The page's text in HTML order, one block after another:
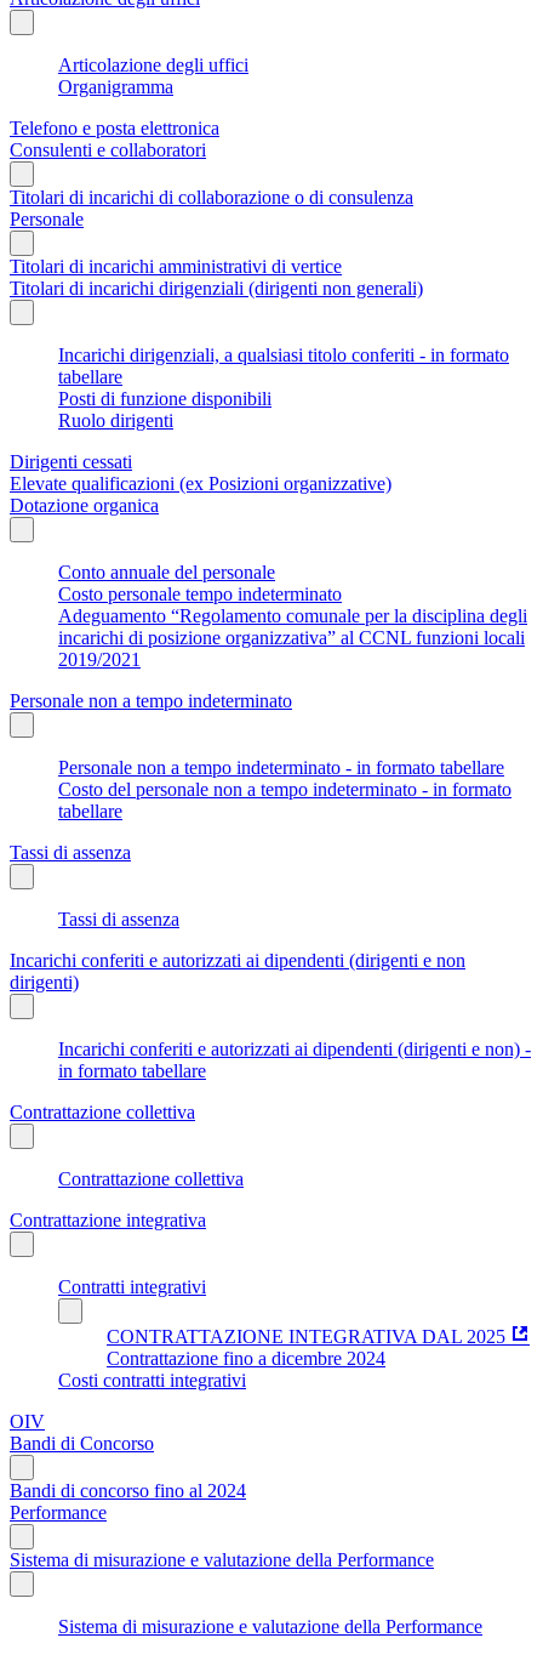
Articolazione degli uffici
Organigramma
Telefono e posta elettronica
Consulenti e collaboratori
Titolari di incarichi di collaborazione o di consulenza
Personale
Titolari di incarichi amministrativi di vertice
Titolari di incarichi dirigenziali (dirigenti non generali)
Incarichi dirigenziali, a qualsiasi titolo conferiti - in formato
tabellare
Posti di funzione disponibili
Ruolo dirigenti
Dirigenti cessati
Elevate qualificazioni (ex Posizioni organizzative)
Dotazione organica
Conto annuale del personale
Costo personale tempo indeterminato
Adeguamento “Regolamento comunale per la disciplina degli
incarichi di posizione organizzativa” al CCNL funzioni locali
2019/2021
Personale non a tempo indeterminato
Personale non a tempo indeterminato - in formato tabellare
Costo del personale non a tempo indeterminato - in formato
tabellare
Tassi di assenza
Tassi di assenza
Incarichi conferiti e autorizzati ai dipendenti (dirigenti e non
dirigenti)
Incarichi conferiti e autorizzati ai dipendenti (dirigenti e non) -
in formato tabellare
Contrattazione collettiva
Contrattazione collettiva
Contrattazione integrativa
Contratti integrativi
CONTRATTAZIONE INTEGRATIVA DAL 2025
Contrattazione fino a dicembre 2024
Costi contratti integrativi
OIV
Bandi di Concorso
Bandi di concorso fino al 2024
Performance
Sistema di misurazione e valutazione della Performance
Sistema di misurazione e valutazione della Performance